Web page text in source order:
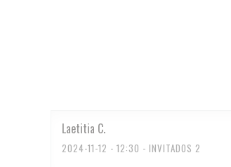
Laetitia C
2024-11-12 - 12:30 - INVITADOS 2